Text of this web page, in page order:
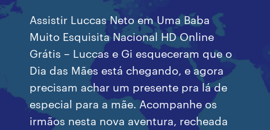
Assistir Luccas Neto em Uma Baba
Muito Esquisita Nacional HD Online
Grátis – Luccas e Gi esqueceram que o
Dia das Mães está chegando, e agora
precisam achar um presente pra lá de
especial para a mãe. Acompanhe os
irmãos nesta nova aventura, recheada